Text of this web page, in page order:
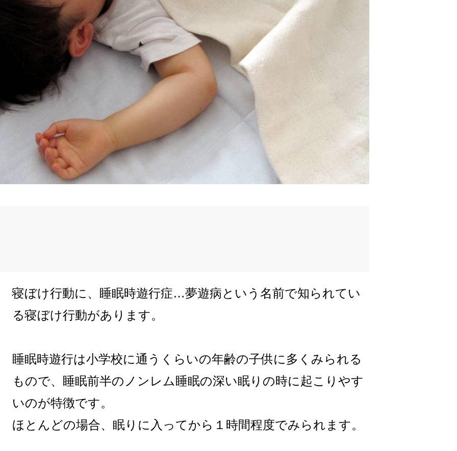
寝ぼけ行動に、睡眠時遊行症…夢遊病という名前で知られてい
る寝ぼけ行動があります。
睡眠時遊行は小学校に通うくらいの年齢の子供に多くみられる
もので、睡眠前半のノンレム睡眠の深い眠りの時に起こりやす
いのが特徴です。
ほとんどの場合、眠りに入ってから１時間程度でみられます。